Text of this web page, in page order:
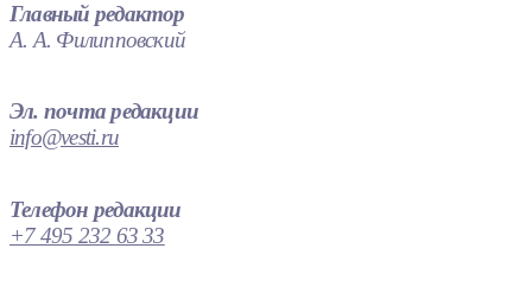
Главный редактор
А. А. Филипповский
Эл. почта редакции
info@vesti.ru
Телефон редакции
+7 495 232 63 33